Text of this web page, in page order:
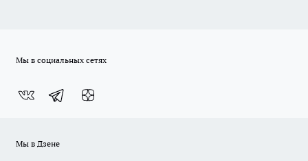
Мы в социальных сетях
Мы в Дзене